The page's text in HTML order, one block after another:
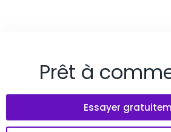
Prêt à
Essayer